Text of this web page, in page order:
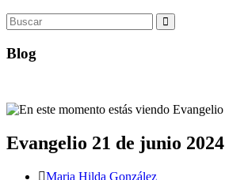
de
Blog
Evangelio 21 de junio 2024
Autor
Maria Hilda González